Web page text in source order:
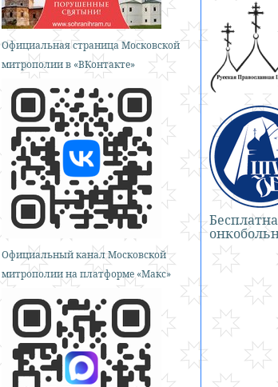
Официальная страница Московской
митрополии в «ВКонтакте»
Официальный канал Московской
митрополии на платформе «Макс»